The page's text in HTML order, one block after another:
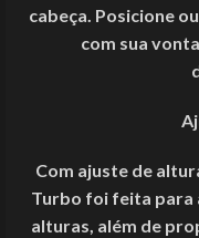
cabeça. Posicione
com sua
Com ajuste de
Turbo foi feita para
alturas, além de